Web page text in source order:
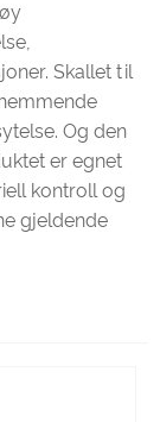
Skallet til
Og den
er egnet
kontroll og
gjeldende